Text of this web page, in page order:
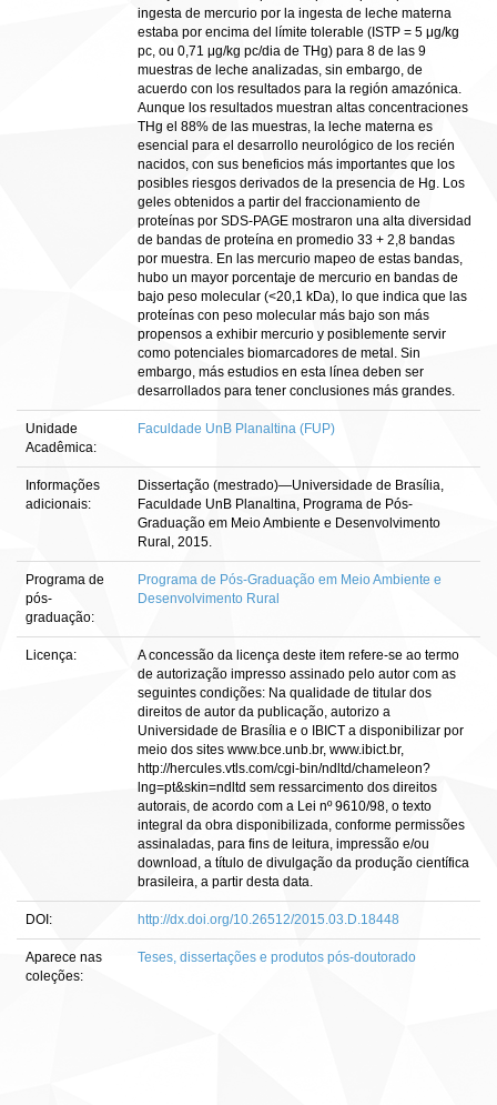
ingesta de mercurio por la ingesta de leche materna
estaba por encima del límite tolerable (ISTP = 5 μg/kg
pc, ou 0,71 μg/kg pc/dia de THg) para 8 de las 9
muestras de leche analizadas, sin embargo, de
acuerdo con los resultados para la región amazónica.
Aunque los resultados muestran altas concentraciones
THg el 88% de las muestras, la leche materna es
esencial para el desarrollo neurológico de los recién
nacidos, con sus beneficios más importantes que los
posibles riesgos derivados de la presencia de Hg. Los
geles obtenidos a partir del fraccionamiento de
proteínas por SDS-PAGE mostraron una alta diversidad
de bandas de proteína en promedio 33 + 2,8 bandas
por muestra. En las mercurio mapeo de estas bandas,
hubo un mayor porcentaje de mercurio en bandas de
bajo peso molecular (<20,1 kDa), lo que indica que las
proteínas con peso molecular más bajo son más
propensos a exhibir mercurio y posiblemente servir
como potenciales biomarcadores de metal. Sin
embargo, más estudios en esta línea deben ser
desarrollados para tener conclusiones más grandes.
Unidade
Acadêmica:
Faculdade UnB Planaltina (FUP)
Informações
adicionais:
Dissertação (mestrado)—Universidade de Brasília,
Faculdade UnB Planaltina, Programa de Pós-
Graduação em Meio Ambiente e Desenvolvimento
Rural, 2015.
Programa de
pós-
graduação:
Programa de Pós-Graduação em Meio Ambiente e
Desenvolvimento Rural
Licença:
A concessão da licença deste item refere-se ao termo
de autorização impresso assinado pelo autor com as
seguintes condições: Na qualidade de titular dos
direitos de autor da publicação, autorizo a
Universidade de Brasília e o IBICT a disponibilizar por
meio dos sites www.bce.unb.br, www.ibict.br,
http://hercules.vtls.com/cgi-bin/ndltd/chameleon?
lng=pt&skin=ndltd sem ressarcimento dos direitos
autorais, de acordo com a Lei nº 9610/98, o texto
integral da obra disponibilizada, conforme permissões
assinaladas, para fins de leitura, impressão e/ou
download, a título de divulgação da produção científica
brasileira, a partir desta data.
DOI: http://dx.doi.org/10.26512/2015.03.D.18448
Aparece nas
coleções:
Teses, dissertações e produtos pós-doutorado